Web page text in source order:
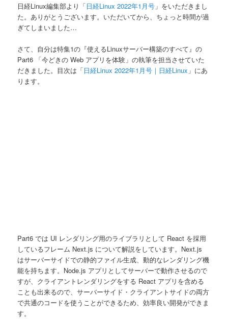
日経Linux編集部より「日経Linux 2022年1月号 」をいただきまし
た。ありがとうございます。いただいてから、ちょっと時間が過
ぎてしまいました…
さて、自分は特集1の『使えるLinuxサーバー構築のすべて』の
Part6 「今どきの Web アプリを体験」の執筆を担当させていた
だきました。目次は「日経Linux 2022年1月号｜日経Linux 」にあ
ります。
Part6 では UI レンダリング用のライブラリとして React を採用
しているフレーム Next.js について解説をしています。Next.js
はサーバーサイドでの静的ファイル生成、動的なレンダリング機
能を持ちます。Node.js アプリとしてサーバーで動作させるので
すが、クライアントレンダリングをする React アプリを含める
ことも出来るので、サーバーサイド・クライアントサイドの両方
で共通のコードを使うことができるため、効率良い開発ができま
す。